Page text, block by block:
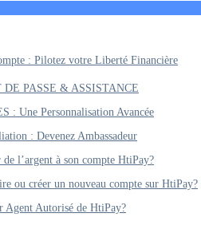
: Pilotez votre Liberté Financière
PASSE & ASSISTANCE
: Une Personnalisation Avancée
: Devenez Ambassadeur
l’argent à son compte HtiPay?
ou créer un nouveau compte sur HtiPay?
Agent Autorisé de HtiPay?